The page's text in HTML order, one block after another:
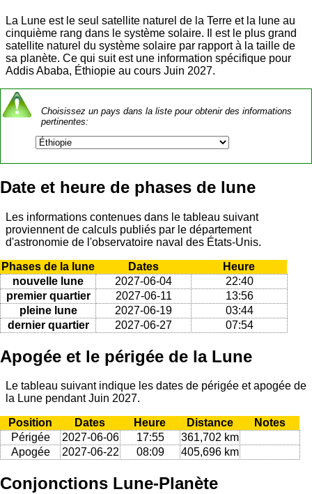
La Lune est le seul satellite naturel de la Terre et la lune au
cinquième rang dans le système solaire. Il est le plus grand
satellite naturel du système solaire par rapport à la taille de
sa planète. Ce qui suit est une information spécifique pour
Addis Ababa, Éthiopie au cours Juin 2027.
Choisissez un pays dans la liste pour obtenir des informations
pertinentes:
Date et heure de phases de lune
Les informations contenues dans le tableau suivant
proviennent de calculs publiés par le département
d'astronomie de l'observatoire naval des États-Unis.
Phases de la lune Dates
Heure
nouvelle lune
2027-06-04
22:40
premier quartier
2027-06-11
13:56
pleine lune
2027-06-19
03:44
dernier quartier
2027-06-27 07:54
Apogée et le périgée de la Lune
Le tableau suivant indique les dates de périgée et apogée de
la Lune pendant Juin 2027.
Position Dates Heure Distance
Notes
Périgée
2027-06-06 17:55
361,702 km
Apogée
2027-06-22 08:09 405,696 km
Conjonctions Lune-Planète